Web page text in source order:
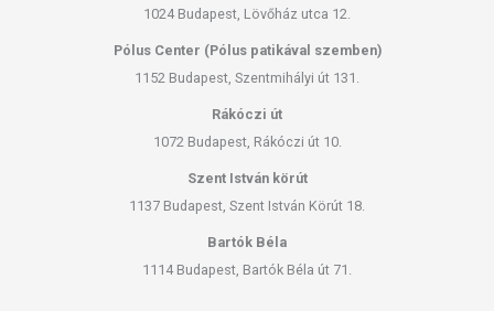
1024 Budapest, Lövőház utca 12.
Pólus Center (Pólus patikával szemben)
1152 Budapest, Szentmihályi út 131.
Rákóczi út
1072 Budapest, Rákóczi út 10.
Szent István körút
1137 Budapest, Szent István Körút 18.
Bartók Béla
1114 Budapest, Bartók Béla út 71.